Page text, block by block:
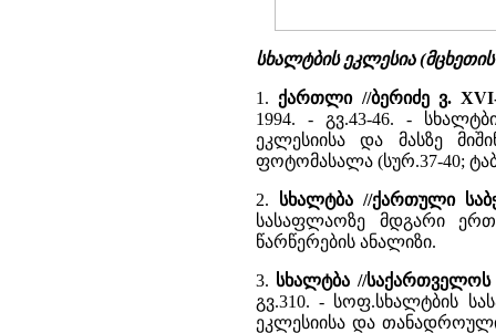
სხალტბის ეკლესია
1. ქართლი //ბერიძე ვ.
1994. - გვ.43-46. -
ეკლესიისა და მასზე
ფოტომასალა (სურ.37-40;
2. სხალტბა //ქართული
სასაფლაოზე მდგარი
წარწერების ანალიზი.
3. სხალტბა //
გვ.310. - სოფ.სხალტბის
ეკლესიისა და